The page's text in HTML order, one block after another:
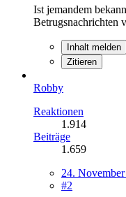
Ist jemandem
Betrugsnachrichten
Inhalt melden
Zitieren
Robby
Reaktionen
1.914
Beiträge
1.659
24.
#2